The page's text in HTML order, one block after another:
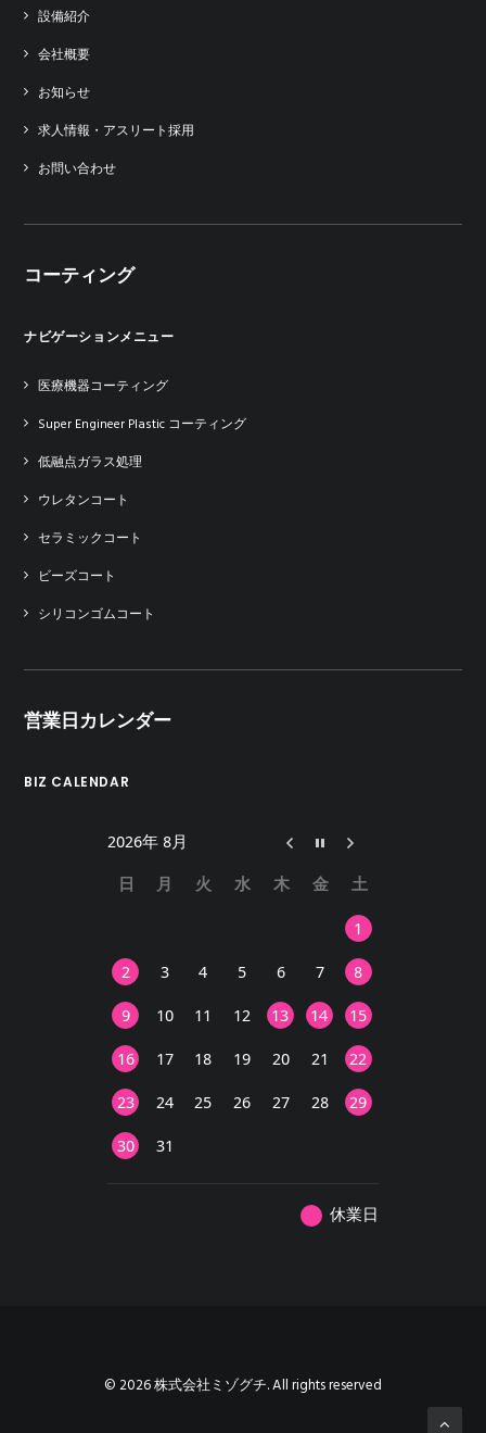
設備紹介
会社概要
お知らせ
求人情報・アスリート採用
お問い合わせ
コーティング
ナビゲーションメニュー
医療機器コーティング
Super Engineer Plastic コーティング
低融点ガラス処理
ウレタンコート
セラミックコート
ビーズコート
シリコンゴムコート
営業日カレンダー
BIZ CALENDAR
2026年 8月
日 月 火 水 木 金 土
1
2
3 4 5 6 7
8
9
10 11 12 13 14
15
16
17 18 19 20 21
22
23
24 25 26 27 28
29
30
31
休業日
© 2026 株式会社ミゾグチ. All rights reserved